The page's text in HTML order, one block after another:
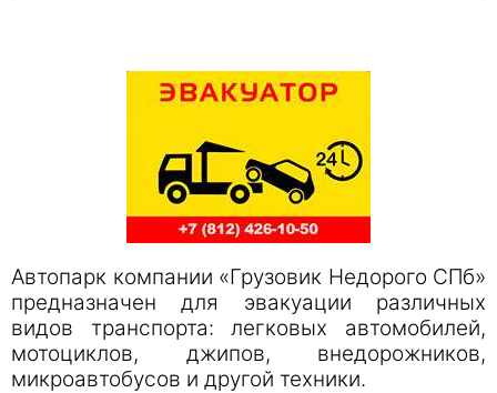
Автопарк компании «Грузовик Недорого СПб»
предназначен для эвакуации различных
видов транспорта: легковых автомобилей,
мотоциклов, джипов, внедорожников,
микроавтобусов и другой техники.